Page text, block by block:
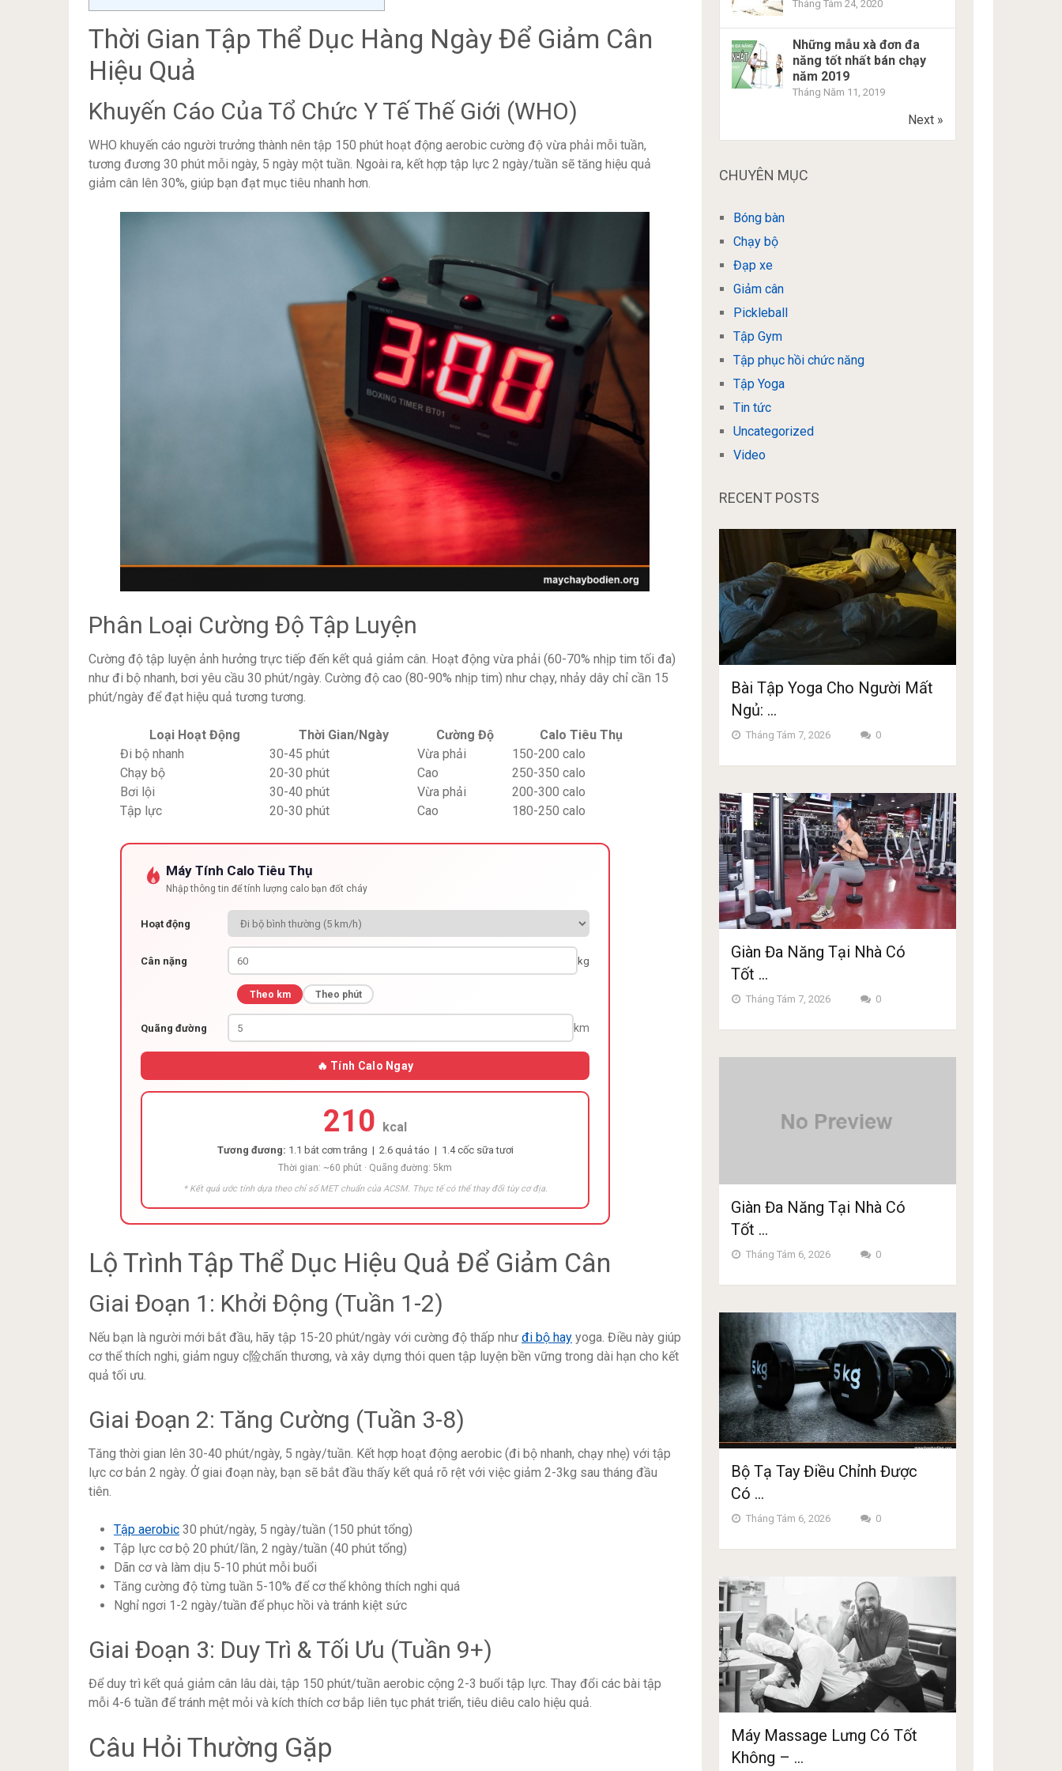
Thời Gian Tập Thể Dục Hàng Ngày Để Giảm Cân
Hiệu Quả
Khuyến Cáo Của Tổ Chức Y Tế Thế Giới (WHO)
WHO khuyến cáo người trưởng thành nên tập 150 phút hoạt động aerobic cường độ vừa phải mỗi tuần,
tương đương 30 phút mỗi ngày, 5 ngày một tuần. Ngoài ra, kết hợp tập lực 2 ngày/tuần sẽ tăng hiệu quả
giảm cân lên 30%, giúp bạn đạt mục tiêu nhanh hơn.
Phân Loại Cường Độ Tập Luyện
Cường độ tập luyện ảnh hưởng trực tiếp đến kết quả giảm cân. Hoạt động vừa phải (60-70% nhịp tim tối đa)
như đi bộ nhanh, bơi yêu cầu 30 phút/ngày. Cường độ cao (80-90% nhịp tim) như chạy, nhảy dây chỉ cần 15
phút/ngày để đạt hiệu quả tương tương.
Loại Hoạt Động Thời Gian/Ngày Cường Độ
Calo Tiêu Thụ
Đi bộ nhanh
30-45 phút Vừa phải
150-200 calo
Chạy bộ
20-30 phút Cao
250-350 calo
Bơi lội
30-40 phút Vừa phải
200-300 calo
Tập lực
20-30 phút Cao 180-250 calo
Máy Tính Calo Tiêu Thụ
Nhập thông tin để tính lượng calo bạn đốt cháy
Hoạt động
Cân nặng kg
Theo km Theo phút
Quãng đường km
🔥 Tính Calo Ngay
210 kcal
Tương đương: 1.1 bát cơm trắng | 2.6 quả táo | 1.4 cốc sữa tươi
Thời gian: ~60 phút · Quãng đường: 5km
* Kết quả ước tính dựa theo chỉ số MET chuẩn của ACSM. Thực tế có thể thay đổi tùy cơ địa.
Lộ Trình Tập Thể Dục Hiệu Quả Để Giảm Cân
Giai Đoạn 1: Khởi Động (Tuần 1-2)
Nếu bạn là người mới bắt đầu, hãy tập 15-20 phút/ngày với cường độ thấp như đi bộ hay yoga. Điều này giúp
cơ thể thích nghi, giảm nguy c险chấn thương, và xây dựng thói quen tập luyện bền vững trong dài hạn cho kết
quả tối ưu.
Giai Đoạn 2: Tăng Cường (Tuần 3-8)
Tăng thời gian lên 30-40 phút/ngày, 5 ngày/tuần. Kết hợp hoạt động aerobic (đi bộ nhanh, chạy nhẹ) với tập
lực cơ bản 2 ngày. Ở giai đoạn này, bạn sẽ bắt đầu thấy kết quả rõ rệt với việc giảm 2-3kg sau tháng đầu
tiên.
Tập aerobic 30 phút/ngày, 5 ngày/tuần (150 phút tổng)
Tập lực cơ bộ 20 phút/lần, 2 ngày/tuần (40 phút tổng)
Dãn cơ và làm dịu 5-10 phút mỗi buổi
Tăng cường độ từng tuần 5-10% để cơ thể không thích nghi quá
Nghỉ ngơi 1-2 ngày/tuần để phục hồi và tránh kiệt sức
Giai Đoạn 3: Duy Trì & Tối Ưu (Tuần 9+)
Để duy trì kết quả giảm cân lâu dài, tập 150 phút/tuần aerobic cộng 2-3 buổi tập lực. Thay đổi các bài tập
mỗi 4-6 tuần để tránh mệt mỏi và kích thích cơ bắp liên tục phát triển, tiêu diêu calo hiệu quả.
Câu Hỏi Thường Gặp
Tháng Tám 24, 2020
Những mẫu xà đơn đa
năng tốt nhất bán chạy
năm 2019
Tháng Năm 11, 2019
Next »
CHUYÊN MỤC
Bóng bàn
Chạy bộ
Đạp xe
Giảm cân
Pickleball
Tập Gym
Tập phục hồi chức năng
Tập Yoga
Tin tức
Uncategorized
Video
RECENT POSTS
Bài Tập Yoga Cho Người Mất
Ngủ: …
Tháng Tám 7, 2026 0
Giàn Đa Năng Tại Nhà Có
Tốt …
Tháng Tám 7, 2026 0
Giàn Đa Năng Tại Nhà Có
Tốt …
Tháng Tám 6, 2026 0
Bộ Tạ Tay Điều Chỉnh Được
Có …
Tháng Tám 6, 2026 0
Máy Massage Lưng Có Tốt
Không – …